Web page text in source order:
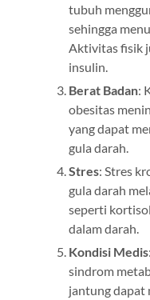
tubuh
sehingga
Aktivitas fisik
insulin.
Berat Badan:
obesitas
yang dapat
gula darah.
Stres: Stres
gula darah
seperti
dalam darah.
Kondisi Medis
sindrom
jantung dapat